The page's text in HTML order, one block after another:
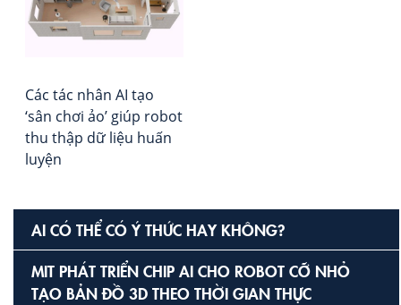
Các tác nhân AI tạo
‘sân chơi ảo’ giúp robot
thu thập dữ liệu huấn
luyện
AI CÓ THỂ CÓ Ý THỨC HAY KHÔNG?
MIT PHÁT TRIỂN CHIP AI CHO ROBOT CỠ NHỎ
TẠO BẢN ĐỒ 3D THEO THỜI GIAN THỰC